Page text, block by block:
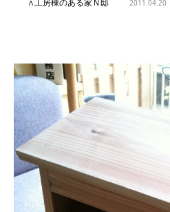
∧工房棟のある家Ｎ邸 2011.04.20